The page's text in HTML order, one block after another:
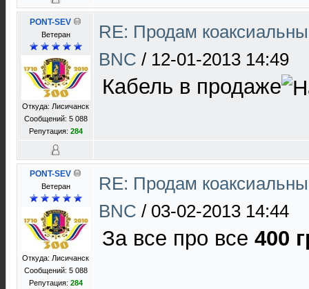
PONT-SEV
Ветеран
Откуда: Лисичанск
Сообщений: 5 088
Репутация: 284
RE: Продам
BNC / 12-01-2013 14:49
Кабель в продаже
PONT-SEV
Ветеран
Откуда: Лисичанск
Сообщений: 5 088
Репутация: 284
RE: Продам
BNC / 03-02-2013 14:44
За все про все 400